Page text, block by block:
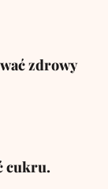
zdrowy
cukru.